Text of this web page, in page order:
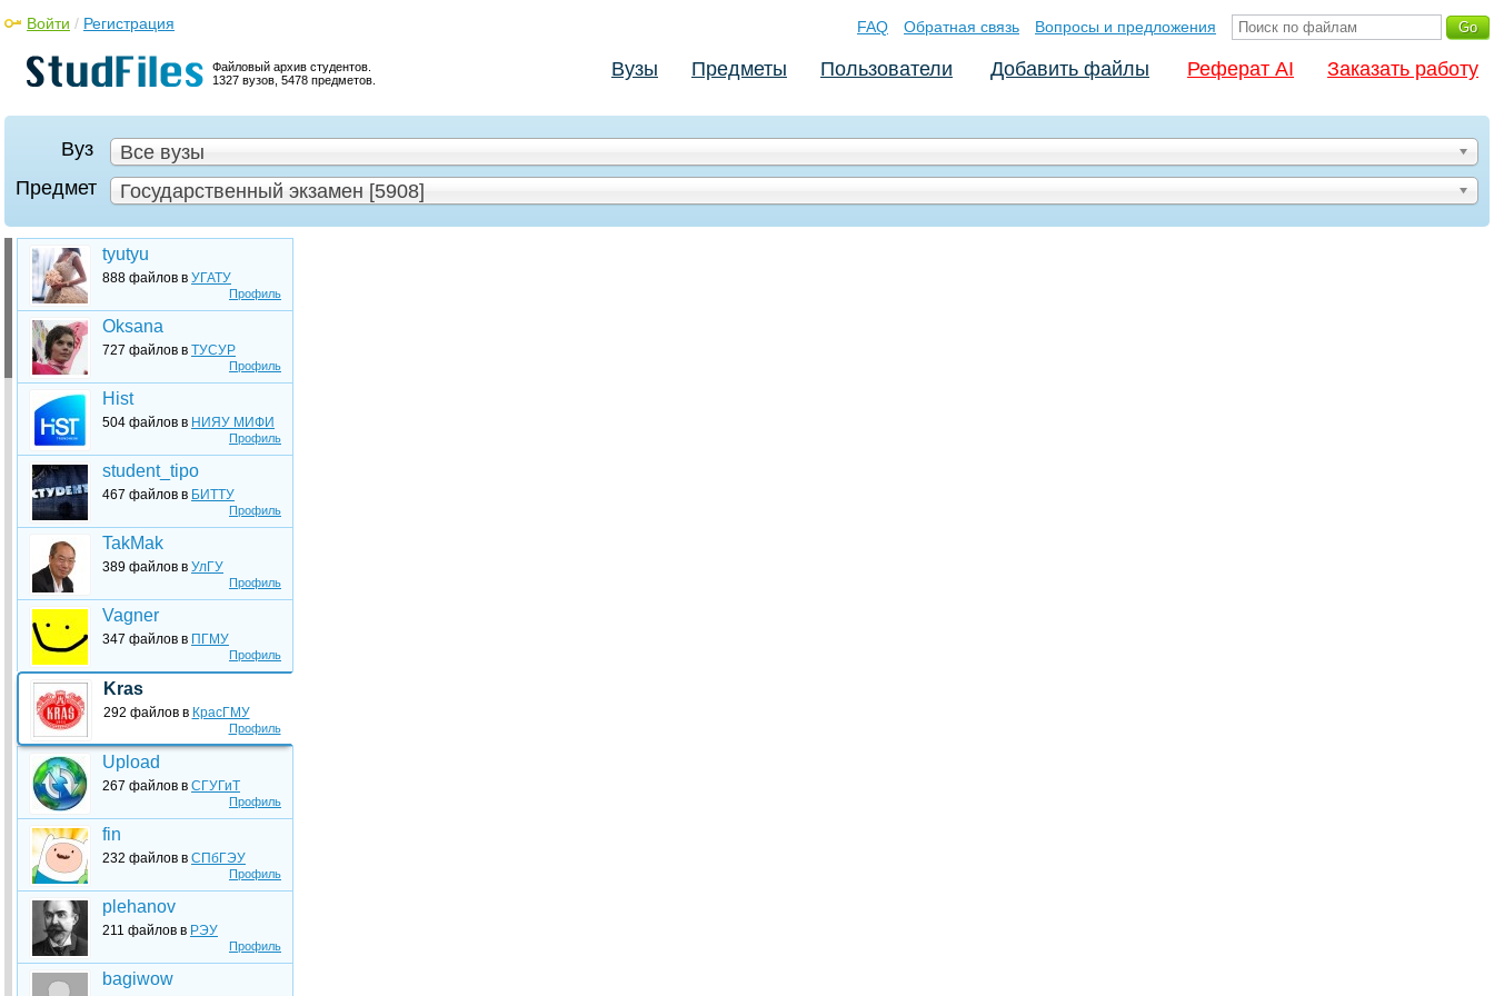
Файловый архив студентов.
1327 вузов, 5478 предметов.
Войти / Регистрация FAQ Обратная связь Вопросы и предложения
Вузы Предметы Пользователи Добавить файлы Реферат AI Заказать работу
Вуз
Все вузы
Предмет
Государственный экзамен [5908]
Профиль
tyutyu
888 файлов в УГАТУ
Профиль
Oksana
727 файлов в ТУСУР
Профиль
Hist
504 файлов в НИЯУ МИФИ
Профиль
student_tipo
467 файлов в БИТТУ
Профиль
TakMak
389 файлов в УлГУ
Профиль
Vagner
347 файлов в ПГМУ
Профиль
Kras
292 файлов в КрасГМУ
Профиль
Upload
267 файлов в СГУГиТ
Профиль
fin
232 файлов в СПбГЭУ
Профиль
plehanov
211 файлов в РЭУ
bagiwow